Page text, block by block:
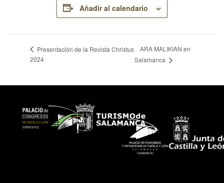
Añadir al calendario
Presentación de la Revista Christus
2024
ARA MALIKIAN en
Salamanca